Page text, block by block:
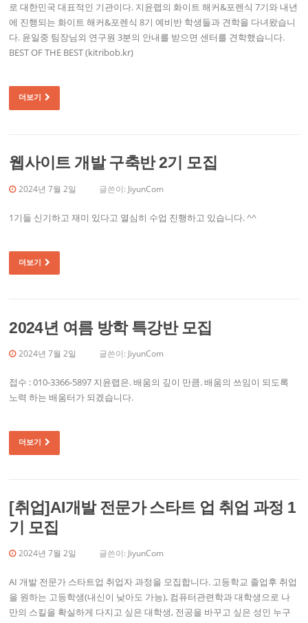
로 대한민국 대표적인 기관이다. 지윤랩의 화이트 해커&포렌식 7기와 내년
에 진행되는 화이트 해커&포렌식 8기 예비반 학생들과 견학을 다녀왔습니
다. 윤일중 팀장님외 연구원 3분의 안내를 받으면 센터를 견학했습니다.
BEST OF THE BEST (kitribob.kr)
더보기
웹사이트 개발 구축반 2기 모집
2024년 7월 2일 글쓴이: JiyunCom
1기들 신기하고 재미 있다고 열심히 수업 진행하고 있습니다. ^^
더보기
2024년 여름 방학 특강반 모집
2024년 7월 2일 글쓴이: JiyunCom
접수 : 010-3366-5897 지윤랩은. 배움의 깊이 만큼. 배움의 쓰임이 되도록
노력 하는 배움터가 되겠습니다.
더보기
[취업]AI개발 전문가 스타트 업 취업 과정 1
기 모집
2024년 7월 2일 글쓴이: JiyunCom
AI 개발 전문가 스타트업 취업자 과정을 모집합니다. 고등학교 졸업후 취업
을 원하는 고등학생(내신이 낮아도 가능), 컴퓨터관련학과 대학생으로 나
만의 스킬을 확실하게 다지고 싶은 대학생, 전공을 바꾸고 싶은 성인 누구